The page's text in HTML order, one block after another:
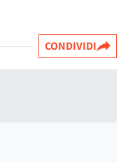
CONDIVIDI